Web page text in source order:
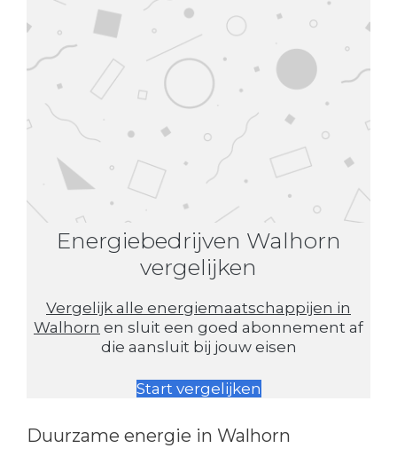
Energiebedrijven Walhorn
vergelijken
Vergelijk alle energiemaatschappijen in
Walhorn en sluit een goed abonnement af
die aansluit bij jouw eisen
Start vergelijken
Duurzame energie in Walhorn